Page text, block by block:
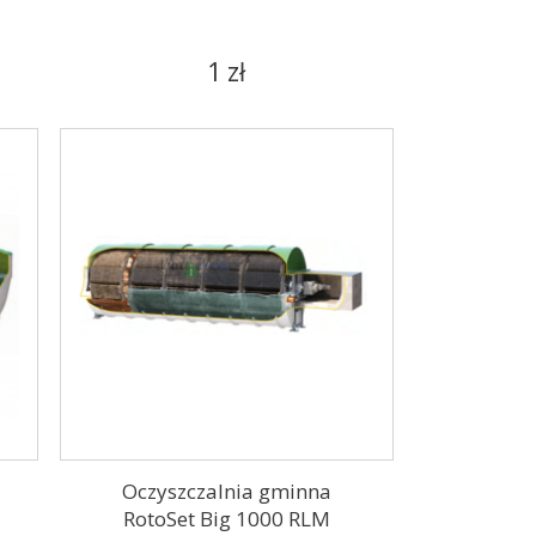
1 zł
Oczyszczalnia gminna
RotoSet Big 1000 RLM